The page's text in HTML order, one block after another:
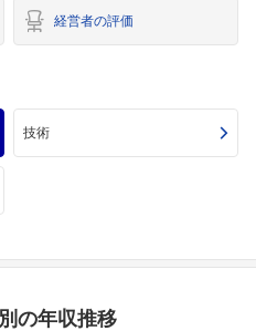
経営者の評価
技術
の年収推移